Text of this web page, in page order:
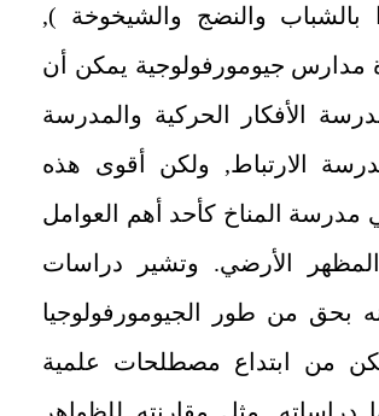
بالشباب والنضج والشيخوخة ),
جيومورفولوجية يمكن أن
الأفكار الحركية والمدرسة
الارتباط, ولكن أقوى هذه
مدرسة المناخ كأحد أهم العوامل
الأرضي. وتشير دراسات
بحق من طور الجيومورفولوجيا
من ابتداع مصطلحات علمية